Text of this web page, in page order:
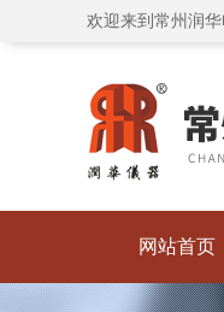
欢迎来到常州润
网站首页